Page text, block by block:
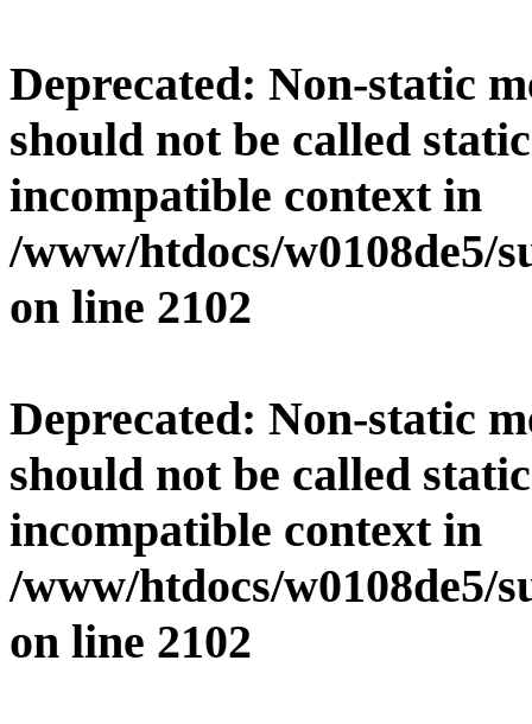
Deprecated: Non-static
should not be called
incompatible context in
/www/htdocs/w0108de5/
on line 2102
Deprecated: Non-static
should not be called
incompatible context in
/www/htdocs/w0108de5/
on line 2102